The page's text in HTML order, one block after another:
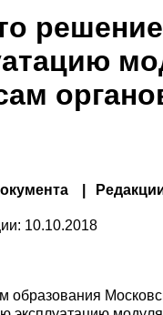
10.10.2018
образования